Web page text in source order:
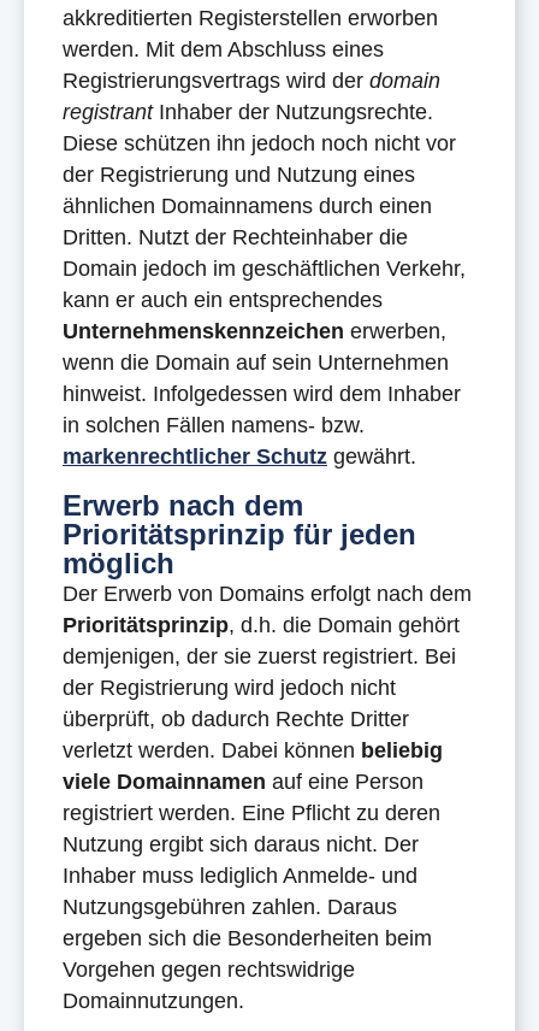
akkreditierten Registerstellen erworben
werden. Mit dem Abschluss eines
Registrierungsvertrags wird der domain
registrantInhaber der Nutzungsrechte.
Diese schützen ihn jedoch noch nicht vor
der Registrierung und Nutzung eines
ähnlichen Domainnamens durch einen
Dritten. Nutzt der Rechteinhaber die
Domain jedoch im geschäftlichen Verkehr,
kann er auch ein entsprechendes
Unternehmenskennzeichen erwerben,
wenn die Domain auf sein Unternehmen
hinweist. Infolgedessen wird dem Inhaber
in solchen Fällen namens- bzw.
markenrechtlicher Schutz gewährt.
Erwerb nach dem
Prioritätsprinzip für jeden
möglich
Der Erwerb von Domains erfolgt nach dem
Prioritätsprinzip, d.h. die Domain gehört
demjenigen, der sie zuerst registriert. Bei
der Registrierung wird jedoch nicht
überprüft, ob dadurch Rechte Dritter
verletzt werden. Dabei können beliebig
viele Domainnamen auf eine Person
registriert werden. Eine Pflicht zu deren
Nutzung ergibt sich daraus nicht. Der
Inhaber muss lediglich Anmelde- und
Nutzungsgebühren zahlen. Daraus
ergeben sich die Besonderheiten beim
Vorgehen gegen rechtswidrige
Domainnutzungen.